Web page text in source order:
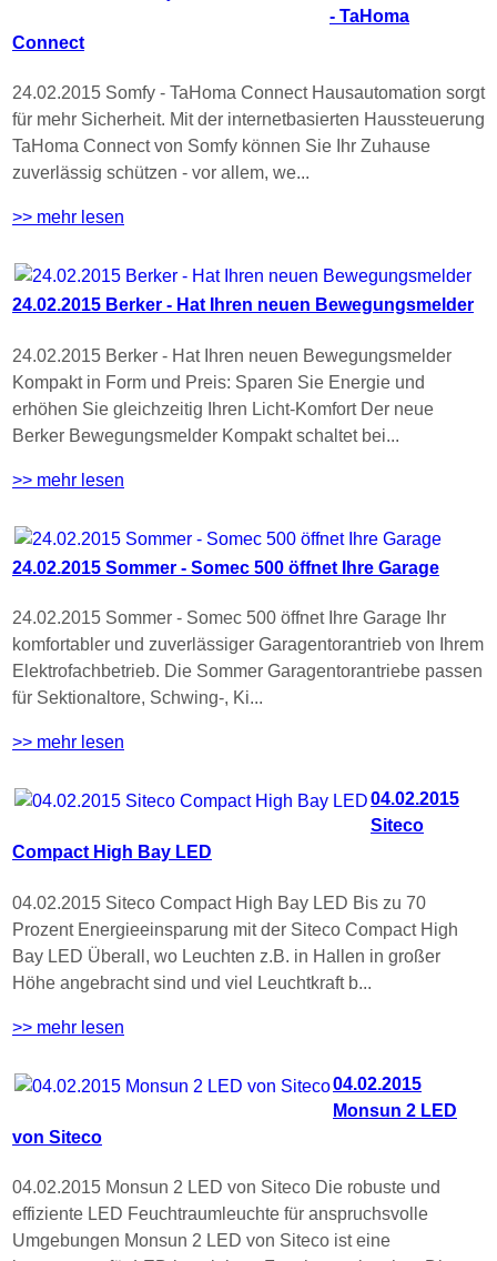
- TaHoma
Connect
24.02.2015 Somfy - TaHoma Connect Hausautomation sorgt
für mehr Sicherheit. Mit der internetbasierten Haussteuerung
TaHoma Connect von Somfy können Sie Ihr Zuhause
zuverlässig schützen - vor allem, we...
>> mehr lesen
24.02.2015 Berker - Hat Ihren neuen Bewegungsmelder
24.02.2015 Berker - Hat Ihren neuen Bewegungsmelder
Kompakt in Form und Preis: Sparen Sie Energie und
erhöhen Sie gleichzeitig Ihren Licht-Komfort Der neue
Berker Bewegungsmelder Kompakt schaltet bei...
>> mehr lesen
24.02.2015 Sommer - Somec 500 öffnet Ihre Garage
24.02.2015 Sommer - Somec 500 öffnet Ihre Garage Ihr
komfortabler und zuverlässiger Garagentorantrieb von Ihrem
Elektrofachbetrieb. Die Sommer Garagentorantriebe passen
für Sektionaltore, Schwing-, Ki...
>> mehr lesen
04.02.2015
Siteco
Compact High Bay LED
04.02.2015 Siteco Compact High Bay LED Bis zu 70
Prozent Energieeinsparung mit der Siteco Compact High
Bay LED Überall, wo Leuchten z.B. in Hallen in großer
Höhe angebracht sind und viel Leuchtkraft b...
>> mehr lesen
04.02.2015
Monsun 2 LED
von Siteco
04.02.2015 Monsun 2 LED von Siteco Die robuste und
effiziente LED Feuchtraumleuchte für anspruchsvolle
Umgebungen Monsun 2 LED von Siteco ist eine